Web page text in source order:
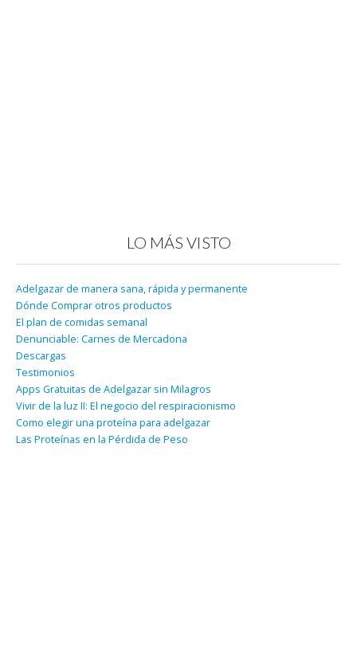
LO MÁS VISTO
Adelgazar de manera sana, rápida y permanente
Dónde Comprar otros productos
El plan de comidas semanal
Denunciable: Carnes de Mercadona
Descargas
Testimonios
Apps Gratuitas de Adelgazar sin Milagros
Vivir de la luz II: El negocio del respiracionismo
Como elegir una proteína para adelgazar
Las Proteínas en la Pérdida de Peso